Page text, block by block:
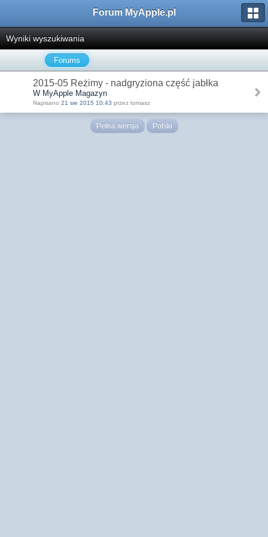
Forum MyApple.pl
Wyniki wyszukiwania
Forums
2015-05 Reżimy - nadgryziona część jabłka
W MyApple Magazyn
Napisano 21 sie 2015 10:43 przez tomasz
Pełna wersja Polski